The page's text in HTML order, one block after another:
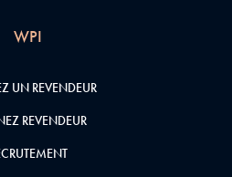
WPI
UN REVENDEUR
REVENDEUR